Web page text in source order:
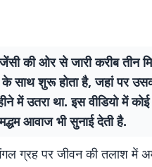
की ओर से जारी करीब तीन
साथ शुरू होता है, जहां पर
में उतरा था. इस वीडियो में
आवाज भी सुनाई देती है.
ग्रह पर जीवन की तलाश में